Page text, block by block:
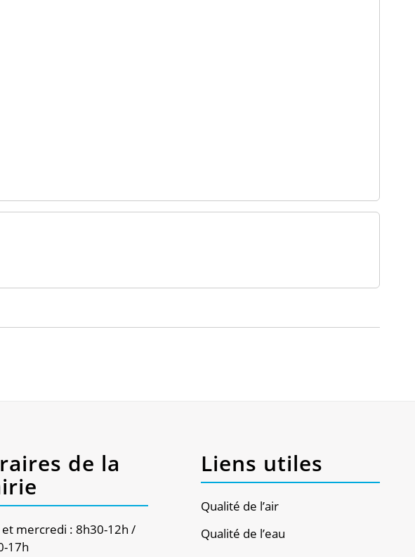
de la
et mercredi : 8h30-12h /
17h
Liens utiles
Qualité de l’air
Qualité de l’eau